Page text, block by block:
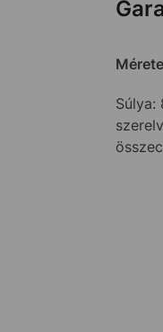
Súlya: